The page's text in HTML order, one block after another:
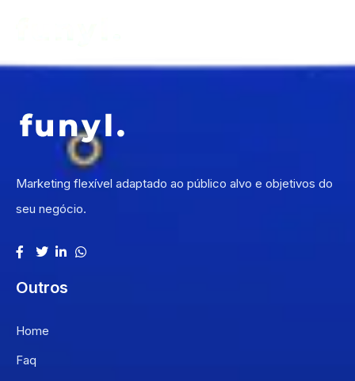
Marketing flexível adaptado ao público alvo e objetivos do
seu negócio.
Outros
Home
Faq